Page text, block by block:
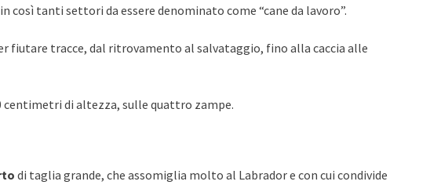
così tanti settori da essere denominato come “cane da lavoro”.
fiutare tracce, dal ritrovamento al salvataggio, fino alla caccia alle
centimetri di altezza, sulle quattro zampe.
di taglia grande, che assomiglia molto al Labrador e con cui condivide